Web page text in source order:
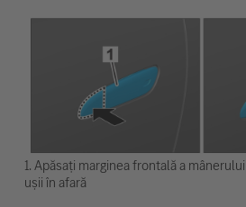
1. Apăsați marginea frontală a
ușii în afară